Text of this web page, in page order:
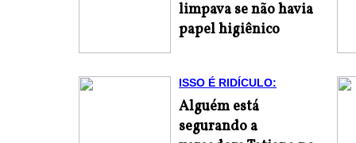
limpava se não havia
papel higiênico
ISSO É RIDÍCULO:
Alguém está
segurando a